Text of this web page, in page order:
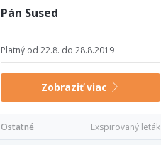
Pán Sused
Platný od 22.8. do 28.8.2019
Zobraziť viac
Ostatné Exspirovaný leták